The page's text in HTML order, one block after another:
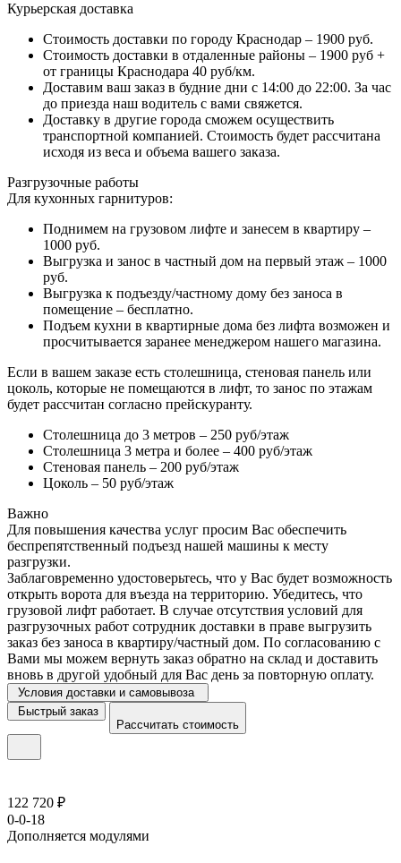
Курьерская доставка
Стоимость доставки по городу Краснодар – 1900 руб.
Стоимость доставки в отдаленные районы – 1900 руб +
от границы Краснодара 40 руб/км.
Доставим ваш заказ в будние дни с 14:00 до 22:00. За час
до приезда наш водитель с вами свяжется.
Доставку в другие города сможем осуществить
транспортной компанией. Стоимость будет рассчитана
исходя из веса и объема вашего заказа.
Разгрузочные работы
Для кухонных гарнитуров:
Поднимем на грузовом лифте и занесем в квартиру –
1000 руб.
Выгрузка и занос в частный дом на первый этаж – 1000
руб.
Выгрузка к подъезду/частному дому без заноса в
помещение – бесплатно.
Подъем кухни в квартирные дома без лифта возможен и
просчитывается заранее менеджером нашего магазина.
Если в вашем заказе есть столешница, стеновая панель или
цоколь, которые не помещаются в лифт, то занос по этажам
будет рассчитан согласно прейскуранту.
Столешница до 3 метров – 250 руб/этаж
Столешница 3 метра и более – 400 руб/этаж
Стеновая панель – 200 руб/этаж
Цоколь – 50 руб/этаж
Важно
Для повышения качества услуг просим Вас обеспечить
беспрепятственный подъезд нашей машины к месту
разгрузки.
Заблаговременно удостоверьтесь, что у Вас будет возможность
открыть ворота для въезда на территорию. Убедитесь, что
грузовой лифт работает. В случае отсутствия условий для
разгрузочных работ сотрудник доставки в праве выгрузить
заказ без заноса в квартиру/частный дом. По согласованию с
Вами мы можем вернуть заказ обратно на склад и доставить
вновь в другой удобный для Вас день за повторную оплату.
Условия доставки и самовывоза
Быстрый заказ
Рассчитать стоимость
122 720 ₽
0-0-18
Дополняется модулями